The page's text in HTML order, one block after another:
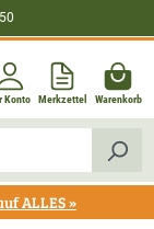
Konto Merkzettel Warenkorb
ALLES »